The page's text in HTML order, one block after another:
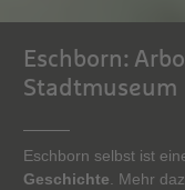
Eschborn:
Stadtmuseum
Eschborn selbst ist
Geschichte. Mehr